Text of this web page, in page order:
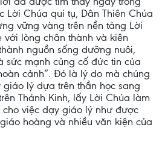
Lời Chúa qui tụ, Dân Thiên Chúa
vững vàng trên nền tảng Lời
lòng chân thành và kiên
nguồn sống dưỡng nuôi,
sức mạnh củng cố đức tin của
cảnh”. Đó là lý do mà chúng
lý dựa trên thần học sang
Thánh Kinh, lấy Lời Chúa làm
cho việc dạy giáo lý như được
hoàng và nhiều văn kiện của